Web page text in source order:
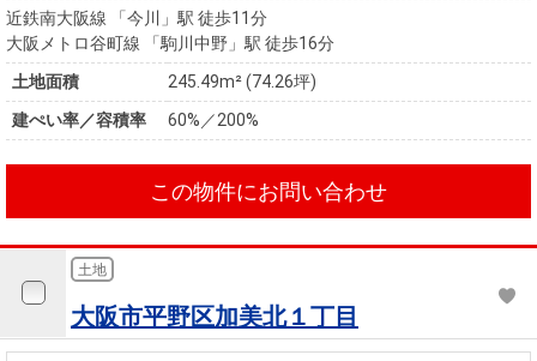
近鉄南大阪線 「今川」駅 徒歩11分
大阪メトロ谷町線 「駒川中野」駅 徒歩16分
土地面積
245.49m² (74.26坪)
建ぺい率／容積率
60%／200%
この物件にお問い合わせ
土地
大阪市平野区加美北１丁目